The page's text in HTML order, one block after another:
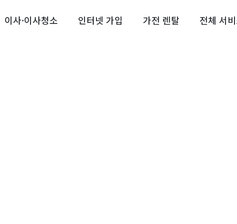
이사·이사청소 인터넷 가입 가전 렌탈 전체 서